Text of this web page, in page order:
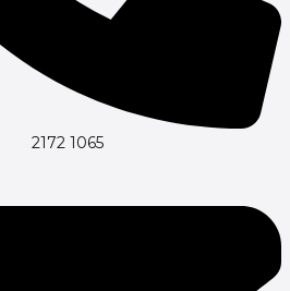
2172 1065